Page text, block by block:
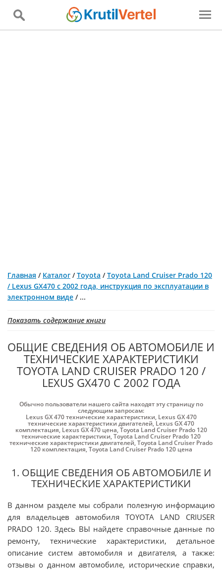
Главная / Каталог /Toyota /Toyota Land Cruiser Prado 120
/ Lexus GX470 с 2002 года, инструкция по эксплуатации в
электронном виде / ...
Показать содержание книги
ОБЩИЕ СВЕДЕНИЯ ОБ АВТОМОБИЛЕ И
ТЕХНИЧЕСКИЕ ХАРАКТЕРИСТИКИ
TOYOTA LAND CRUISER PRADO 120 /
LEXUS GX470 С 2002 ГОДА
Обычно пользователи нашего сайта находят эту страницу по
следующим запросам:
Lexus GX 470 технические характеристики, Lexus GX 470
технические характеристики двигателей, Lexus GX 470
комплектация, Lexus GX 470 цена,Toyota Land Cruiser Prado 120
технические характеристики,Toyota Land Cruiser Prado 120
технические характеристики двигателей,Toyota Land Cruiser Prado
120 комплектация,Toyota Land Cruiser Prado 120 цена
1. ОБЩИЕ СВЕДЕНИЯ ОБ АВТОМОБИЛЕ И
ТЕХНИЧЕСКИЕ ХАРАКТЕРИСТИКИ
В данном разделе мы собрали полезную информацию
для владельцев автомобиля TOYOTA LAND CRIUSER
PRADO 120. Здесь ВЫ найдете справочные данные по
ремонту, технические характеристики, детальное
описание систем автомобиля и двигателя, а также:
отзывы о данном автомобиле, исторические справки,